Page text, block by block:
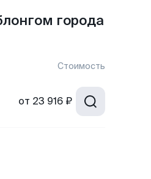
города
Стоимость
от 23 916 ₽